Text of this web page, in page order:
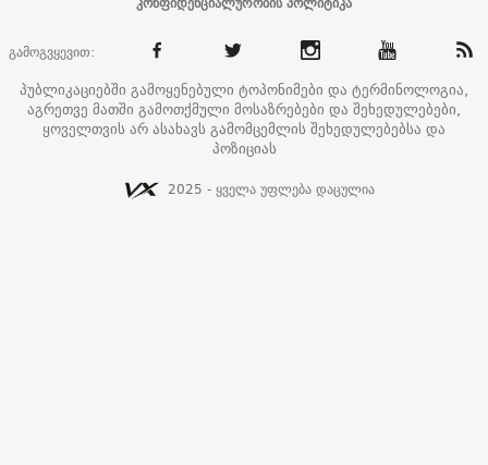
გამოგვყევით:
პუბლიკაციებში გამოყენებული ტოპონიმები და ტერმინოლოგია,
აგრეთვე მათში გამოთქმული მოსაზრებები და შეხედულებები,
ყოველთვის არ ასახავს გამომცემლის შეხედულებებსა და
პოზიციას
2025 - ყველა უფლება დაცულია